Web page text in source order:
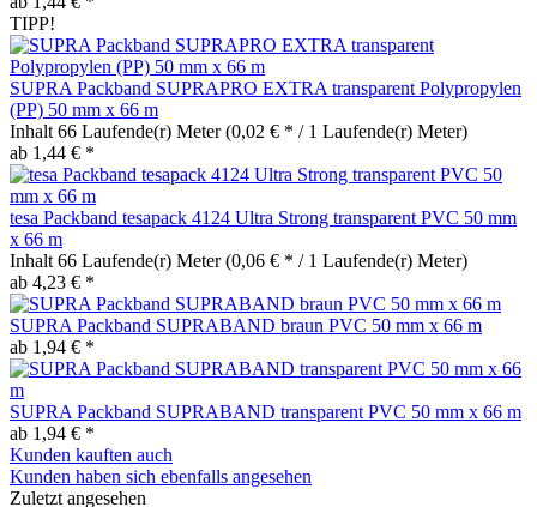
TIPP!
SUPRA Packband SUPRAPRO EXTRA transparent Polypropylen
(PP) 50 mm x 66 m
Inhalt 66 Laufende(r) Meter(0,02 € * / 1 Laufende(r) Meter)
ab 1,44 € *
tesa Packband tesapack 4124 Ultra Strong transparent PVC 50 mm
x 66 m
Inhalt 66 Laufende(r) Meter(0,06 € * / 1 Laufende(r) Meter)
ab 4,23 € *
SUPRA Packband SUPRABAND braun PVC 50 mm x 66 m
ab 1,94 € *
SUPRA Packband SUPRABAND transparent PVC 50 mm x 66 m
ab 1,94 € *
Kunden kauften auch
Kunden haben sich ebenfalls angesehen
Zuletzt angesehen